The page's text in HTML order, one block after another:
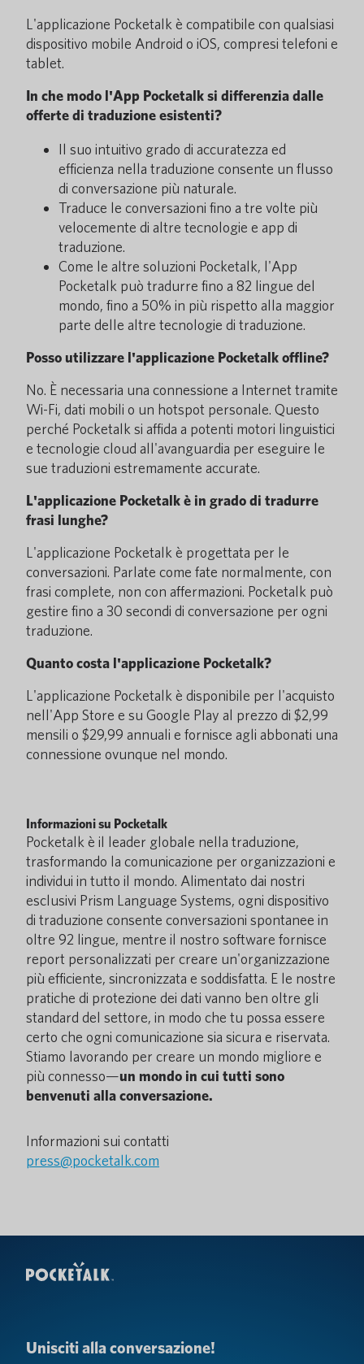
L'applicazione Pocketalk è compatibile con qualsiasi
dispositivo mobile Android o iOS, compresi telefoni e
tablet.
In che modo l'App Pocketalk si differenzia dalle
offerte di traduzione esistenti?
Il suo intuitivo grado di accuratezza ed
efficienza nella traduzione consente un flusso
di conversazione più naturale.
Traduce le conversazioni fino a tre volte più
velocemente di altre tecnologie e app di
traduzione.
Come le altre soluzioni Pocketalk, l'App
Pocketalk può tradurre fino a 82 lingue del
mondo, fino a 50% in più rispetto alla maggior
parte delle altre tecnologie di traduzione.
Posso utilizzare l'applicazione Pocketalk offline?
No. È necessaria una connessione a Internet tramite
Wi-Fi, dati mobili o un hotspot personale. Questo
perché Pocketalk si affida a potenti motori linguistici
e tecnologie cloud all'avanguardia per eseguire le
sue traduzioni estremamente accurate.
L'applicazione Pocketalk è in grado di tradurre
frasi lunghe?
L'applicazione Pocketalk è progettata per le
conversazioni. Parlate come fate normalmente, con
frasi complete, non con affermazioni. Pocketalk può
gestire fino a 30 secondi di conversazione per ogni
traduzione.
Quanto costa l'applicazione Pocketalk?
L'applicazione Pocketalk è disponibile per l'acquisto
nell'App Store e su Google Play al prezzo di $2,99
mensili o $29,99 annuali e fornisce agli abbonati una
connessione ovunque nel mondo.
Informazioni su Pocketalk
Pocketalk è il leader globale nella traduzione,
trasformando la comunicazione per organizzazioni e
individui in tutto il mondo. Alimentato dai nostri
esclusivi Prism Language Systems, ogni dispositivo
di traduzione consente conversazioni spontanee in
oltre 92 lingue, mentre il nostro software fornisce
report personalizzati per creare un'organizzazione
più efficiente, sincronizzata e soddisfatta. E le nostre
pratiche di protezione dei dati vanno ben oltre gli
standard del settore, in modo che tu possa essere
certo che ogni comunicazione sia sicura e riservata.
Stiamo lavorando per creare un mondo migliore e
più connesso—un mondo in cui tutti sono
benvenuti alla conversazione.
Informazioni sui contatti
press@pocketalk.com
Unisciti alla conversazione!